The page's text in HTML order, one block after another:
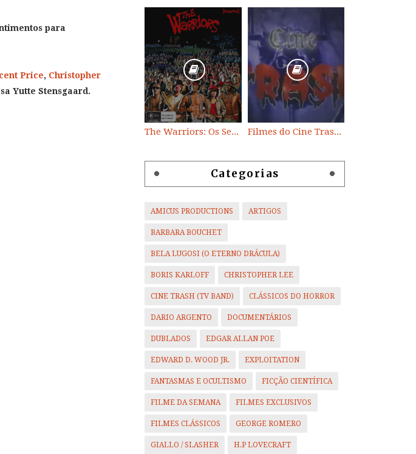
para
Price, Christopher
Yutte Stensgaard.
The Warriors: Os Selvagens da Noite Filmes do Cine Trash (TV BAND)
Categorias
AMICUS PRODUCTIONS ARTIGOS
BARBARA BOUCHET
BELA LUGOSI (O ETERNO DRÁCULA)
BORIS KARLOFF CHRISTOPHER LEE
CINE TRASH (TV BAND) CLÁSSICOS DO HORROR
DARIO ARGENTO DOCUMENTÁRIOS
DUBLADOS EDGAR ALLAN POE
EDWARD D. WOOD JR. EXPLOITATION
FANTASMAS E OCULTISMO FICÇÃO CIENTÍFICA
FILME DA SEMANA FILMES EXCLUSIVOS
FILMES CLÁSSICOS GEORGE ROMERO
GIALLO / SLASHER H.P LOVECRAFT